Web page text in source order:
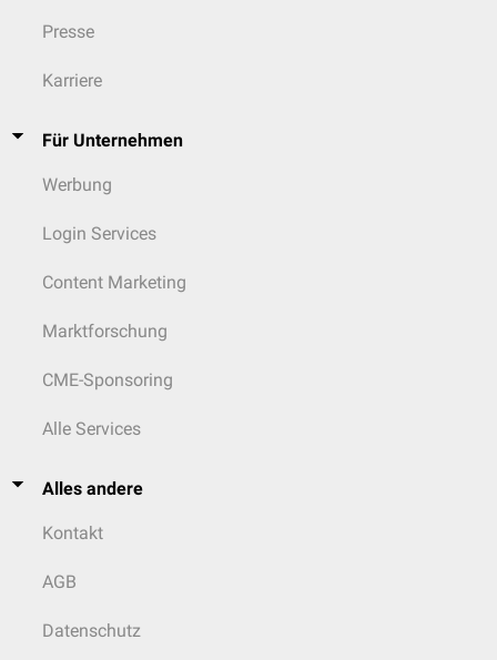
Presse
Karriere
Für Unternehmen
Werbung
Login Services
Content Marketing
Marktforschung
CME-Sponsoring
Alle Services
Alles andere
Kontakt
AGB
Datenschutz